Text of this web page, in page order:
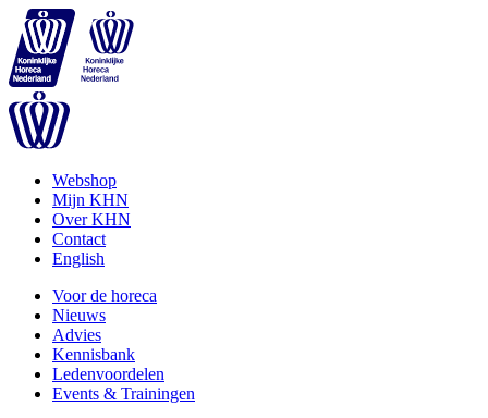
Webshop
Mijn KHN
Over KHN
Contact
English
Voor de horeca
Nieuws
Advies
Kennisbank
Ledenvoordelen
Events & Trainingen